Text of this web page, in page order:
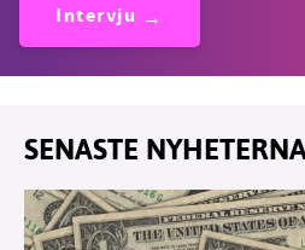
Intervju
SENASTE